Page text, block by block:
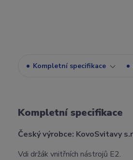
Kompletní specifikace
Kompletní specifikace
Český výrobce: KovoSvitavy
Vdi držák vnitřních nástrojů E2.